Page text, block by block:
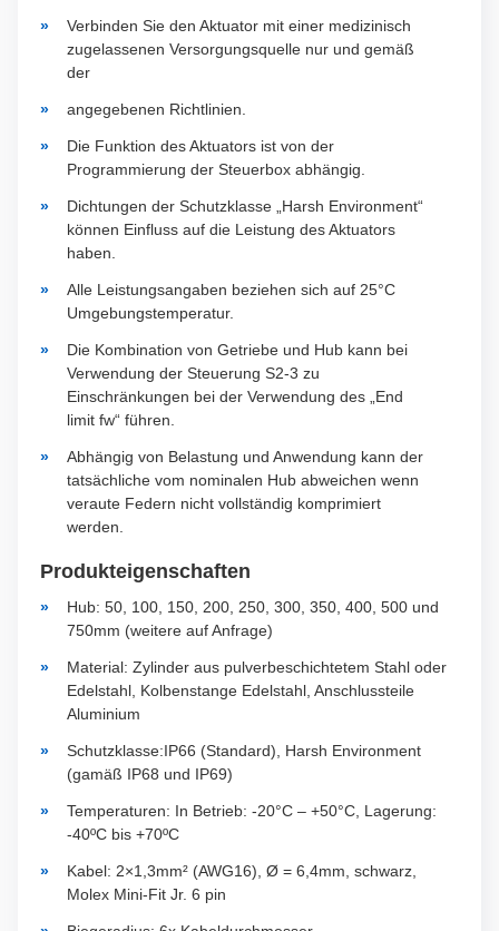
Verbinden Sie den Aktuator mit einer medizinisch
zugelassenen Versorgungsquelle nur und gemäß
der
angegebenen Richtlinien.
Die Funktion des Aktuators ist von der
Programmierung der Steuerbox abhängig.
Dichtungen der Schutzklasse „Harsh Environment“
können Einfluss auf die Leistung des Aktuators
haben.
Alle Leistungsangaben beziehen sich auf 25°C
Umgebungstemperatur.
Die Kombination von Getriebe und Hub kann bei
Verwendung der Steuerung S2-3 zu
Einschränkungen bei der Verwendung des „End
limit fw“ führen.
Abhängig von Belastung und Anwendung kann der
tatsächliche vom nominalen Hub abweichen wenn
veraute Federn nicht vollständig komprimiert
werden.
Produkteigenschaften
Hub: 50, 100, 150, 200, 250, 300, 350, 400, 500 und
750mm (weitere auf Anfrage)
Material: Zylinder aus pulverbeschichtetem Stahl oder
Edelstahl, Kolbenstange Edelstahl, Anschlussteile
Aluminium
Schutzklasse:IP66 (Standard), Harsh Environment
(gamäß IP68 und IP69)
Temperaturen: In Betrieb: -20°C – +50°C, Lagerung:
-40ºC bis +70ºC
Kabel: 2×1,3mm² (AWG16), Ø = 6,4mm, schwarz,
Molex Mini-Fit Jr. 6 pin